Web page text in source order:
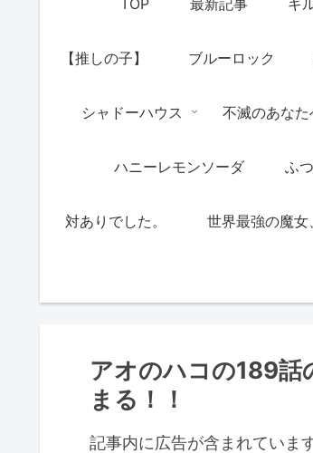
【推しの子】 ブルーロック
シャドーハウス 不滅のあなた
ハニーレモンソーダ ふ
対ありでした。 世界最強の魔女
アオのハコの189話
まる！！
記事内に広告が含まれていま